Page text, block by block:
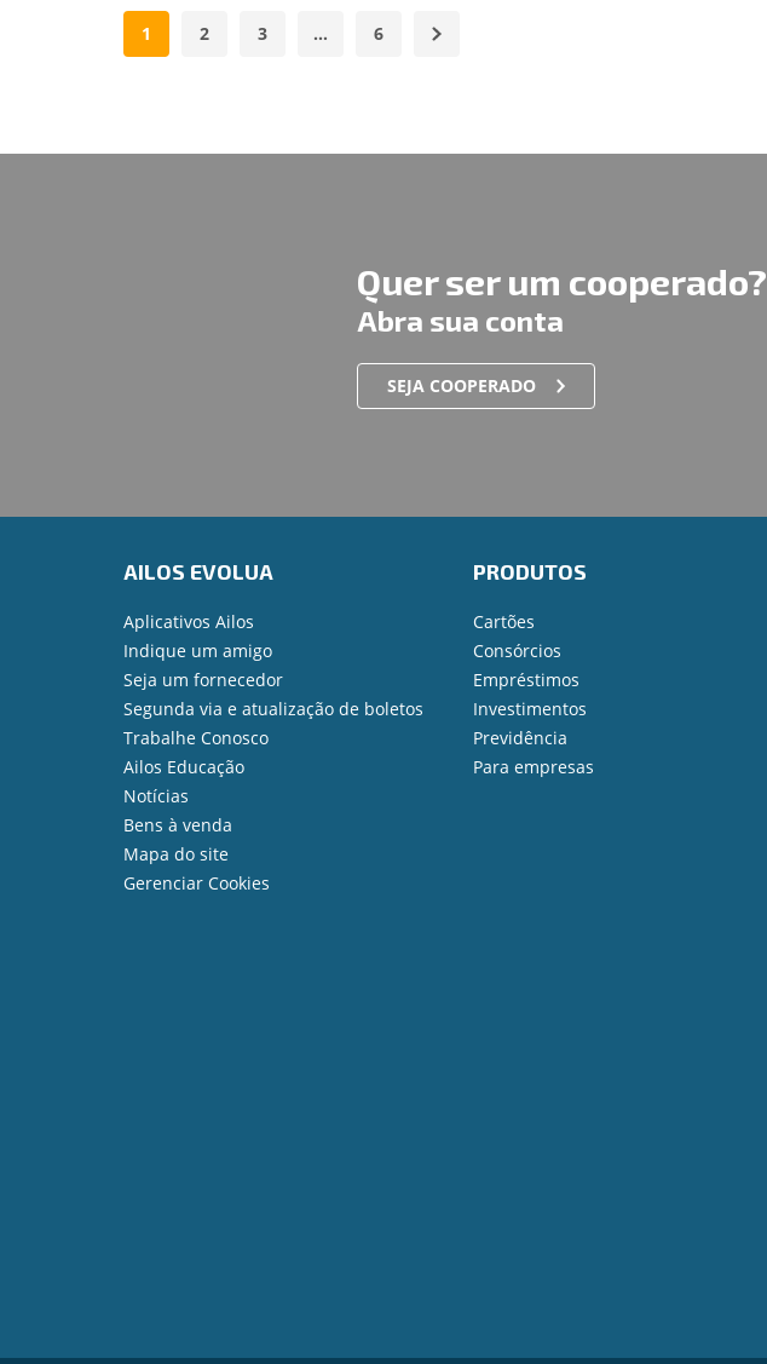
1 2 3 … 6
Quer ser um cooperado?
Abra sua conta
SEJA COOPERADO
AILOS EVOLUA
Aplicativos Ailos
Indique um amigo
Seja um fornecedor
Segunda via e atualização de boletos
Trabalhe Conosco
Ailos Educação
Notícias
Bens à venda
Mapa do site
Gerenciar Cookies
PRODUTOS
Cartões
Consórcios
Empréstimos
Investimentos
Previdência
Para empresas